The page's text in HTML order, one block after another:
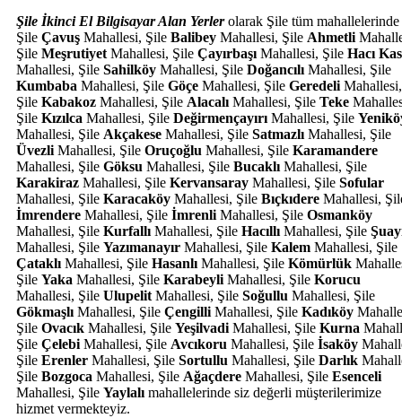
Şile İkinci El Bilgisayar Alan Yerlerolarak Şile tüm mahallelerinde
Şile Çavuş Mahallesi, Şile Balibey Mahallesi, Şile Ahmetli
Şile Meşrutiyet Mahallesi, Şile Çayırbaşı Mahallesi, Şile Hacı
Mahallesi, Şile Sahilköy Mahallesi, Şile Doğancılı Mahallesi, Şile
Kumbaba Mahallesi, Şile Göçe Mahallesi, Şile Geredeli Mahallesi,
Şile Kabakoz Mahallesi, Şile Alacalı Mahallesi, Şile Teke
Şile Kızılca Mahallesi, Şile Değirmençayırı Mahallesi, Şile
Mahallesi, Şile Akçakese Mahallesi, Şile Satmazlı Mahallesi, Şile
Üvezli Mahallesi, Şile Oruçoğlu Mahallesi, Şile Karamandere
Mahallesi, Şile Göksu Mahallesi, Şile Bucaklı Mahallesi, Şile
Karakiraz Mahallesi, Şile Kervansaray Mahallesi, Şile Sofular
Mahallesi, Şile Karacaköy Mahallesi, Şile Bıçkıdere Mahallesi,
İmrendere Mahallesi, Şile İmrenli Mahallesi, Şile Osmanköy
Mahallesi, Şile Kurfallı Mahallesi, Şile Hacıllı Mahallesi, Şile
Mahallesi, Şile Yazımanayır Mahallesi, Şile Kalem Mahallesi, Şile
Çataklı Mahallesi, Şile Hasanlı Mahallesi, Şile Kömürlük
Şile Yaka Mahallesi, Şile Karabeyli Mahallesi, Şile Korucu
Mahallesi, Şile Ulupelit Mahallesi, Şile Soğullu Mahallesi, Şile
Gökmaşlı Mahallesi, Şile Çengilli Mahallesi, Şile Kadıköy
Şile Ovacık Mahallesi, Şile Yeşilvadi Mahallesi, Şile Kurna
Şile Çelebi Mahallesi, Şile Avcıkoru Mahallesi, Şile İsaköy
Şile Erenler Mahallesi, Şile Sortullu Mahallesi, Şile Darlık
Şile Bozgoca Mahallesi, Şile Ağaçdere Mahallesi, Şile Esenceli
Mahallesi, Şile Yaylalı mahallelerinde siz değerli müşterilerimize
hizmet vermekteyiz.